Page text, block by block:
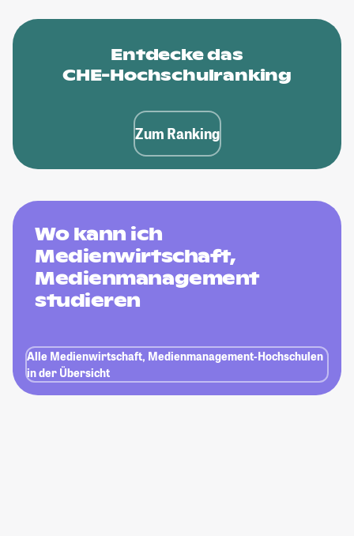
Entdecke das
CHE-Hochschulranking
Zum Ranking
Wo kann ich
Medienwirtschaft,
Medienmanagement
studieren
Alle Medienwirtschaft, Medienmanagement-Hochschulen
in der Übersicht